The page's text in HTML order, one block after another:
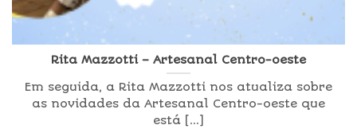
Rita Mazzotti – Artesanal Centro-oeste
Em seguida, a Rita Mazzotti nos atualiza sobre
as novidades da Artesanal Centro-oeste que
está [...]